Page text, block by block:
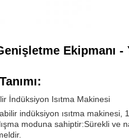
Ekipmanı -
İndüksiyon Isıtma Makinesi
indüksiyon ısıtma makinesi,
moduna sahiptir:Sürekli ve